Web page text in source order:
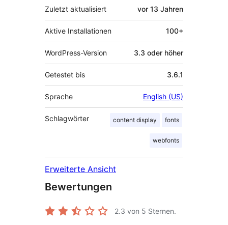
Zuletzt aktualisiert vor 13 Jahren
Aktive Installationen 100+
WordPress-Version 3.3 oder höher
Getestet bis 3.6.1
Sprache English (US)
Schlagwörter content display fonts
webfonts
Erweiterte Ansicht
Bewertungen
2.3 von 5 Sternen.